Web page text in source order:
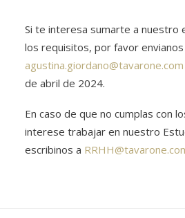
Si te interesa sumarte a nuestro
los requisitos, por favor envianos
agustina.giordano@tavarone.com
de abril de 2024.
En caso de que no cumplas con
interese trabajar en nuestro
escribinos a